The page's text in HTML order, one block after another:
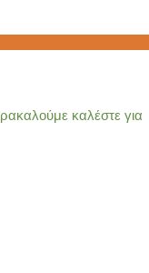
καλέστε για